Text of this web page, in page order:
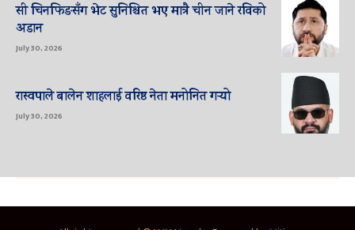
सी चिनफिङसँग भेट सुनिश्चित भए मात्रै चीन जाने रविको
अडान
July 30, 2026
रास्वपाले बालेन शाहलाई वरिष्ठ नेता मनोनित गर्‍यो
July 30, 2026